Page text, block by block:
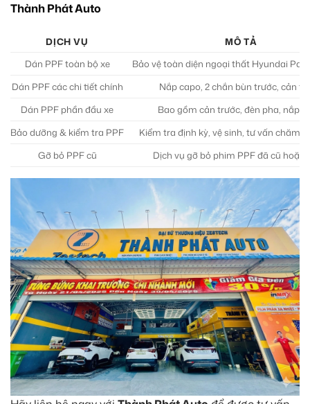
Thành Phát Auto
DỊCH VỤ
MÔ TẢ
Dán PPF toàn bộ xe
Bảo vệ toàn diện ngoại thất Hyundai
Dán PPF các chi tiết chính
Nắp capo, 2 chắn bùn trước, cản
Dán PPF phần đầu xe
Bao gồm cản trước, đèn pha, nắp
Bảo dưỡng & kiểm tra PPF
Kiểm tra định kỳ, vệ sinh, tư vấn chăm
Gỡ bỏ PPF cũ
Dịch vụ gỡ bỏ phim PPF đã cũ hoặc